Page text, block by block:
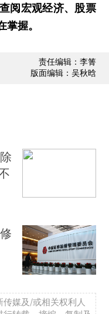
阅宏观经济、股票
握。
责任编辑：李箐
版面编辑：吴秋晗
媒及/或相关权利人